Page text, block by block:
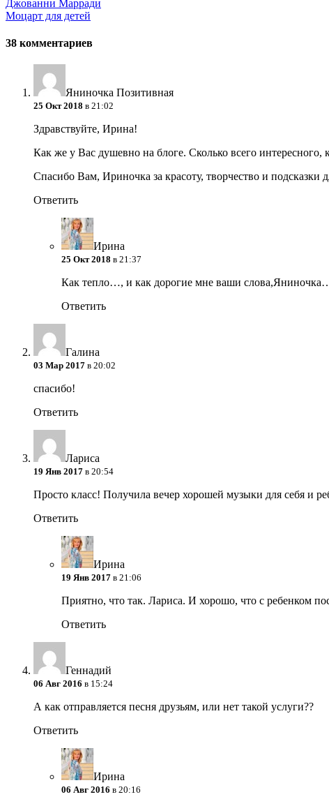
Джованни Марради
Моцарт для детей
38 комментариев
Яниночка Позитивная
25 Окт 2018 в 21:02
Здравствуйте, Ирина!
Как же у Вас душевно на блоге. Сколько всего интересного,
Спасибо Вам, Ириночка за красоту, творчество и подсказки
Ответить
Ирина
25 Окт 2018 в 21:37
Как тепло…, и как дорогие мне ваши
Ответить
Галина
03 Мар 2017 в 20:02
спасибо!
Ответить
Лариса
19 Янв 2017 в 20:54
Просто класс! Получила вечер хорошей музыки для себя и
Ответить
Ирина
19 Янв 2017 в 21:06
Приятно, что так. Лариса. И хорошо, что с ребенком
Ответить
Геннадий
06 Авг 2016 в 15:24
А как отправляется песня друзьям, или нет такой услуги??
Ответить
Ирина
06 Авг 2016 в 20:16